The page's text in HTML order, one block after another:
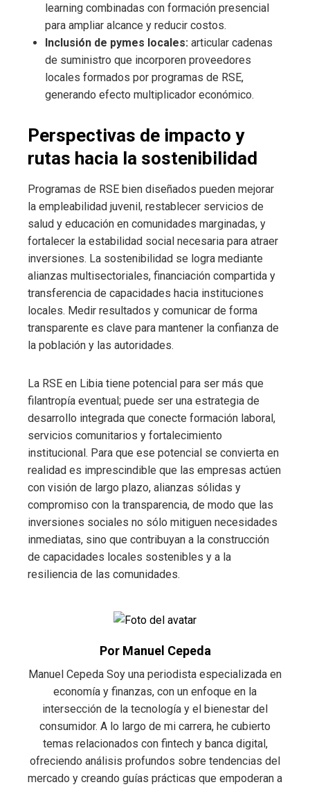
learning combinadas con formación presencial
para ampliar alcance y reducir costos.
Inclusión de pymes locales: articular cadenas
de suministro que incorporen proveedores
locales formados por programas de RSE,
generando efecto multiplicador económico.
Perspectivas de impacto y
rutas hacia la sostenibilidad
Programas de RSE bien diseñados pueden mejorar
la empleabilidad juvenil, restablecer servicios de
salud y educación en comunidades marginadas, y
fortalecer la estabilidad social necesaria para atraer
inversiones. La sostenibilidad se logra mediante
alianzas multisectoriales, financiación compartida y
transferencia de capacidades hacia instituciones
locales. Medir resultados y comunicar de forma
transparente es clave para mantener la confianza de
la población y las autoridades.
La RSE en Libia tiene potencial para ser más que
filantropía eventual; puede ser una estrategia de
desarrollo integrada que conecte formación laboral,
servicios comunitarios y fortalecimiento
institucional. Para que ese potencial se convierta en
realidad es imprescindible que las empresas actúen
con visión de largo plazo, alianzas sólidas y
compromiso con la transparencia, de modo que las
inversiones sociales no sólo mitiguen necesidades
inmediatas, sino que contribuyan a la construcción
de capacidades locales sostenibles y a la
resiliencia de las comunidades.
Por Manuel Cepeda
Manuel Cepeda Soy una periodista especializada en
economía y finanzas, con un enfoque en la
intersección de la tecnología y el bienestar del
consumidor. A lo largo de mi carrera, he cubierto
temas relacionados con fintech y banca digital,
ofreciendo análisis profundos sobre tendencias del
mercado y creando guías prácticas que empoderan a